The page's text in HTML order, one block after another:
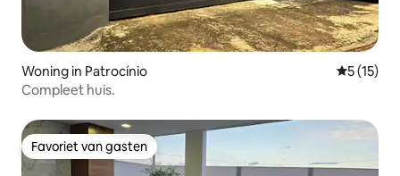
Woning in Patrocínio
5 (15)
Compleet huis.
Favoriet van gasten
Favoriet van gasten